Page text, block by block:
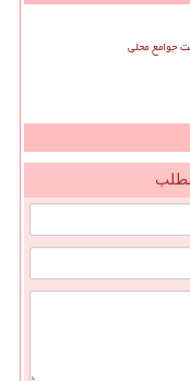
جوامع محلی